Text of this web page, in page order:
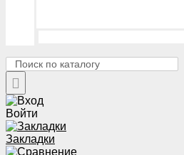
Войти
Закладки